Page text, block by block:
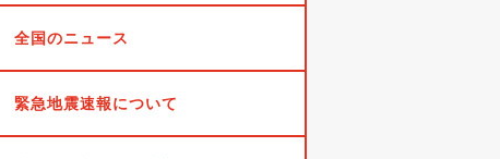
全国のニュース
緊急地震速報について